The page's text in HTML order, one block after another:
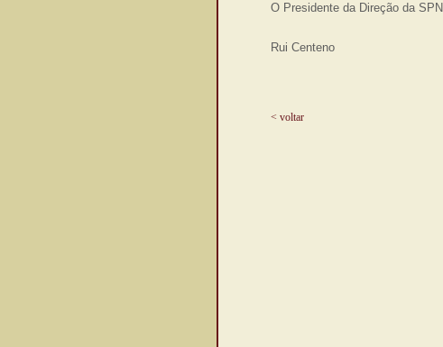
O Presidente da Direção da SPN
Rui Centeno
< voltar